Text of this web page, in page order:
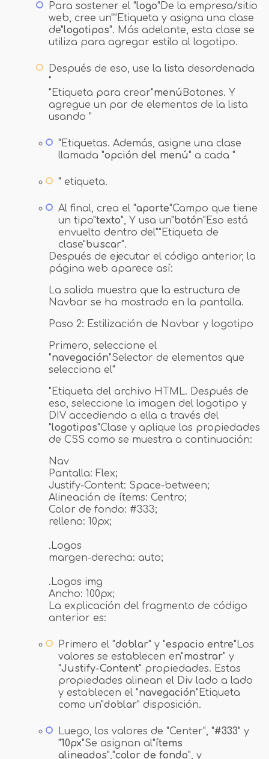
Para sostener el "logo"De la empresa/sitio
web, cree un""Etiqueta y asigna una clase
de"logotipos". Más adelante, esta clase se
utiliza para agregar estilo al logotipo.
Después de eso, use la lista desordenada
"
"Etiqueta para crear"menú Botones. Y
agregue un par de elementos de la lista
usando "
"Etiquetas. Además, asigne una clase
llamada "opción del menú" a cada "
" etiqueta.
Al final, crea el "aporte"Campo que tiene
un tipo"texto", Y usa un"botón"Eso está
envuelto dentro del""Etiqueta de
clase"buscar".
Después de ejecutar el código anterior, la
página web aparece así:
La salida muestra que la estructura de
Navbar se ha mostrado en la pantalla.
Paso 2: Estilización de Navbar y logotipo
Primero, seleccione el
"navegación"Selector de elementos que
selecciona el"
"Etiqueta del archivo HTML. Después de
eso, seleccione la imagen del logotipo y
DIV accediendo a ella a través del
"logotipos"Clase y aplique las propiedades
de CSS como se muestra a continuación:
Nav
Pantalla: Flex;
Justify-Content: Space-between;
Alineación de ítems: Centro;
Color de fondo: #333;
relleno: 10px;
.Logos
margen-derecha: auto;
.Logos img
Ancho: 100px;
La explicación del fragmento de código
anterior es:
Primero el "doblar" y "espacio entre"Los
valores se establecen en"mostrar" y
"Justify-Content" propiedades. Estas
propiedades alinean el Div lado a lado
y establecen el "navegación"Etiqueta
como un"doblar" disposición.
Luego, los valores de "Center", "#333" y
"10px"Se asignan al"ítems
alineados","color de fondo", y